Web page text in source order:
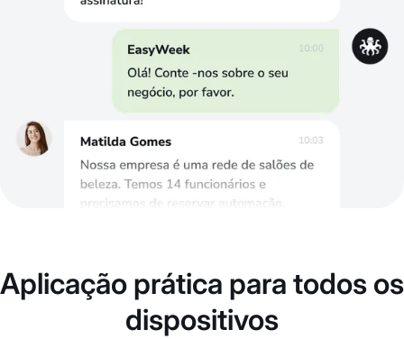
Aplicação prática para todos os
dispositivos